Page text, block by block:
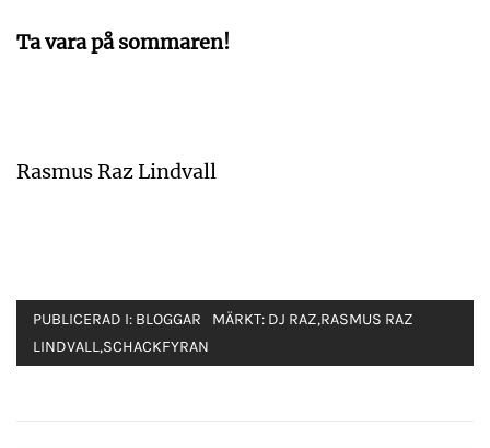
Ta vara på sommaren!
Rasmus Raz Lindvall
PUBLICERAD I: BLOGGAR MÄRKT: DJ RAZ,RASMUS RAZ
LINDVALL,SCHACKFYRAN